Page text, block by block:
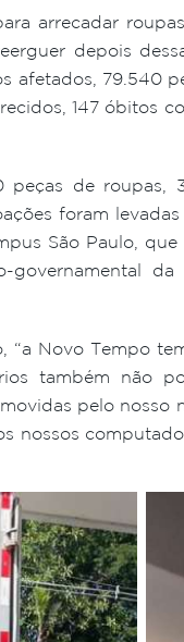
arrecadar
depois
79.540
147 óbitos
peças de roupas,
foram
São Paulo,
governamental
“a Novo Tempo
também não
pelo nosso
nossos